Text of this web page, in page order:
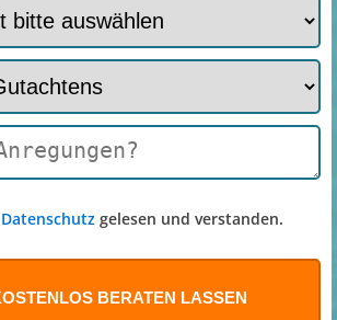
Datenschutz gelesen und verstanden.